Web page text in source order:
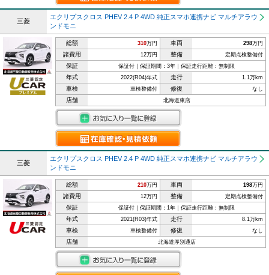
三菱
エクリプスクロス PHEV 2.4 P 4WD 純正スマホ連携ナビ マルチアラウ
ンドモニ
総額 310万円 車両 298万円
諸費用 12万円 整備 定期点検整備付
保証 保証付｜保証期間：3年｜保証走行距離：無制限
年式 2022(R04)年式 走行 1.1万km
車検 車検整備付 修復 なし
店舗 北海道東店
三菱
エクリプスクロス PHEV 2.4 P 4WD 純正スマホ連携ナビ マルチアラウ
ンドモニ
総額 210万円 車両 198万円
諸費用 12万円 整備 定期点検整備付
保証 保証付｜保証期間：1年｜保証走行距離：無制限
年式 2021(R03)年式 走行 8.1万km
車検 車検整備付 修復 なし
店舗 北海道厚別通店